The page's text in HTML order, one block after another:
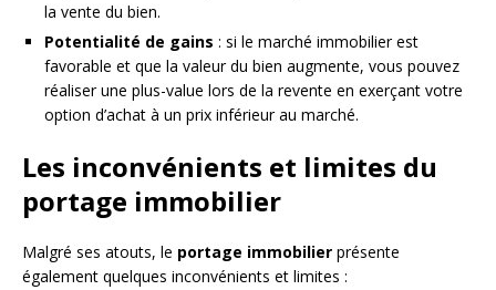
la vente du bien.
Potentialité de gains : si le marché immobilier est
favorable et que la valeur du bien augmente, vous pouvez
réaliser une plus-value lors de la revente en exerçant votre
option d’achat à un prix inférieur au marché.
Les inconvénients et limites du
portage immobilier
Malgré ses atouts, le portage immobilier présente
également quelques inconvénients et limites :